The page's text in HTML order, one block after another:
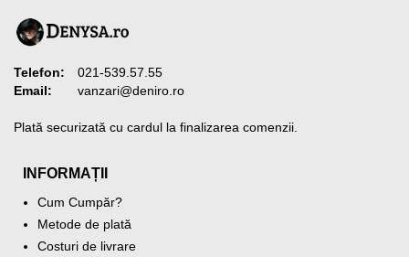
Telefon:
021-539.57.55
Email:
vanzari@deniro.ro
Plată securizată cu cardul la finalizarea comenzii.
INFORMAȚII
Cum Cumpăr?
Metode de plată
Costuri de livrare